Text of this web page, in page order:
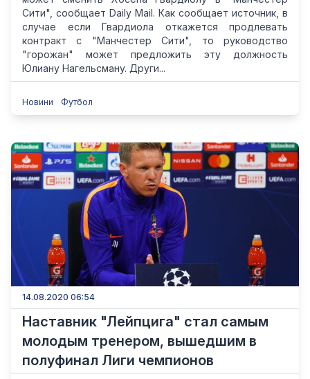
Сити", сообщает Daily Mail. Как сообщает источник, в
случае если Гвардиола откажется продлевать
контракт с "Манчестер Сити", то руководство
"горожан" может предложить эту должность
Юлиану Нагельсману. Други...
Новини Футбол
14.08.2020 06:54
Наставник "Лейпцига" стал самым
молодым тренером, вышедшим в
полуфинал Лиги чемпионов